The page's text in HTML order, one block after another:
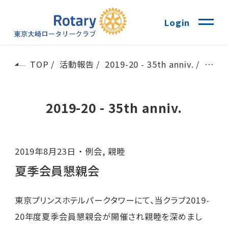
Login
TOP 活動報告 2019-20 - 35th anniv. 夏季
2019-20 - 35th anniv.
2019年8月23日 例会, 親睦
夏季会員懇親会
東京プリンスホテルパークタワーにて、当クラブ2019-
20年度夏季会員懇親会が開催され親睦を深めまし